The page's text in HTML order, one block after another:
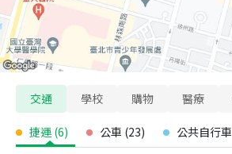
交通 學校 購物 醫療
捷運 (6) 公車 (23) 公共自行車